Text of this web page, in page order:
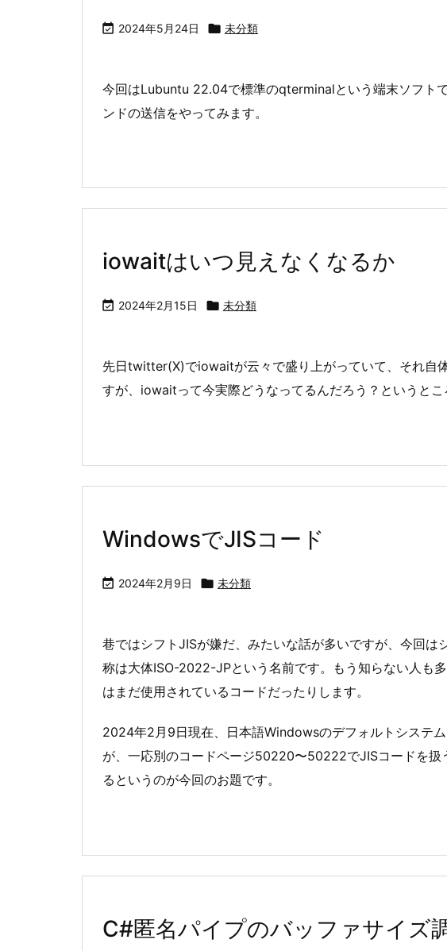
 2024年5月24日  未分類
今回はLubuntu 22.04で標準のqterminalという端末ソフト
ンドの送信をやってみます。
iowaitはいつ見えなくなるか
 2024年2月15日  未分類
先日twitter(X)でiowaitが云々で盛り上がっていて、それ自
すが、iowaitって今実際どうなってるんだろう？というとこ
WindowsでJISコード
 2024年2月9日  未分類
巷ではシフトJISが嫌だ、みたいな話が多いですが、今回は
称は大体ISO-2022-JPという名前です。もう知らない人も
はまだ使用されているコードだったりします。
2024年2月9日現在、日本語Windowsのデフォルトシステ
が、一応別のコードページ50220〜50222でJISコードを扱
るというのが今回のお題です。
C#匿名パイプのバッファサイズ